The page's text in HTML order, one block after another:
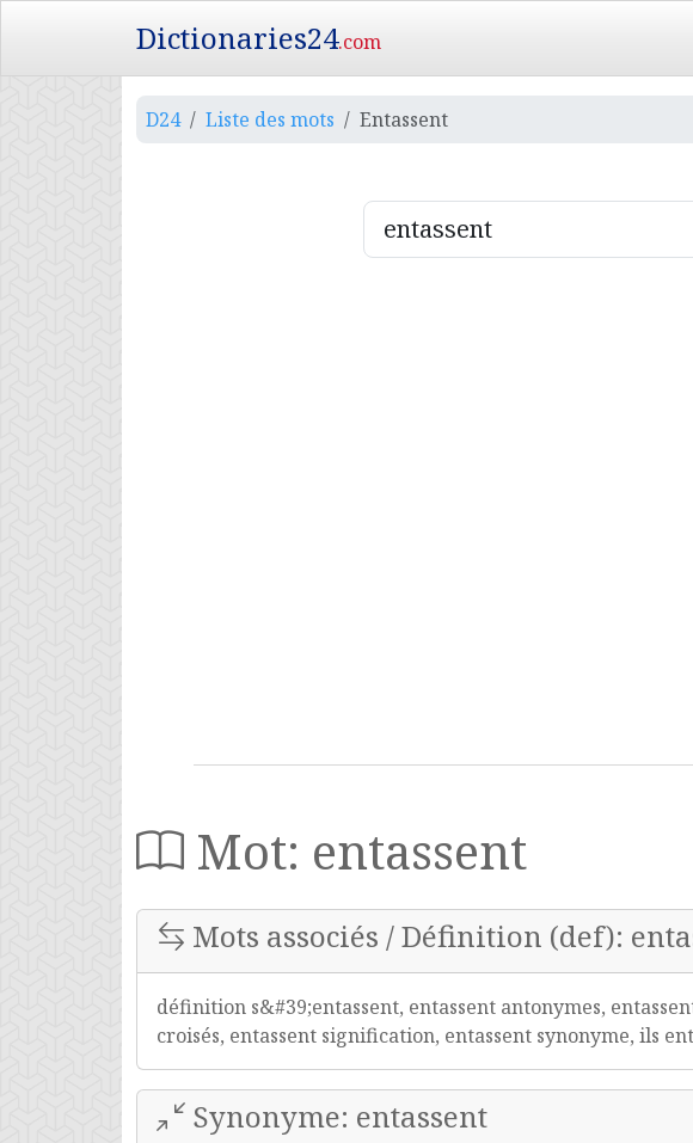
Dictionaries24.com
D24 Liste des mots Entassent
Mot: entassent
Mots associés / Définition (def):
définition s&#39;entassent, entassent antonymes,
croisés, entassent signification, entassent synonyme, ils
Synonyme: entassent